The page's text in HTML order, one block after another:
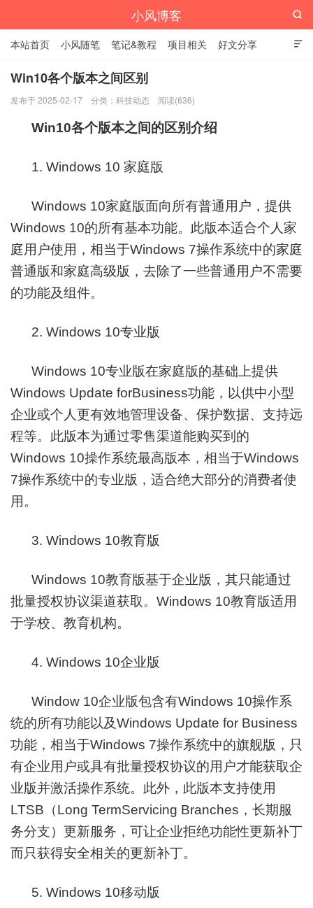
小风博客

本站首页 小风随笔 笔记&教程 项目相关 好文分享
栏目汇总

Win10各个版本之间区别
发布于 2025-02-17 分类： 科技动态 阅读(636)
Win10各个版本之间的区别介绍
1. Windows 10 家庭版
Windows 10家庭版面向所有普通用户，提供
Windows 10的所有基本功能。此版本适合个人家
庭用户使用，相当于Windows 7操作系统中的家庭
普通版和家庭高级版，去除了一些普通用户不需要
的功能及组件。
2. Windows 10专业版
Windows 10专业版在家庭版的基础上提供
Windows Update forBusiness功能，以供中小型
企业或个人更有效地管理设备、保护数据、支持远
程等。此版本为通过零售渠道能购买到的
Windows 10操作系统最高版本，相当于Windows
7操作系统中的专业版，适合绝大部分的消费者使
用。
3. Windows 10教育版
Windows 10教育版基于企业版，其只能通过
批量授权协议渠道获取。Windows 10教育版适用
于学校、教育机构。
4. Windows 10企业版
Window 10企业版包含有Windows 10操作系
统的所有功能以及Windows Update for Business
功能，相当于Windows 7操作系统中的旗舰版，只
有企业用户或具有批量授权协议的用户才能获取企
业版并激活操作系统。此外，此版本支持使用
LTSB（Long TermServicing Branches，长期服
务分支）更新服务，可让企业拒绝功能性更新补丁
而只获得安全相关的更新补丁。
5. Windows 10移动版